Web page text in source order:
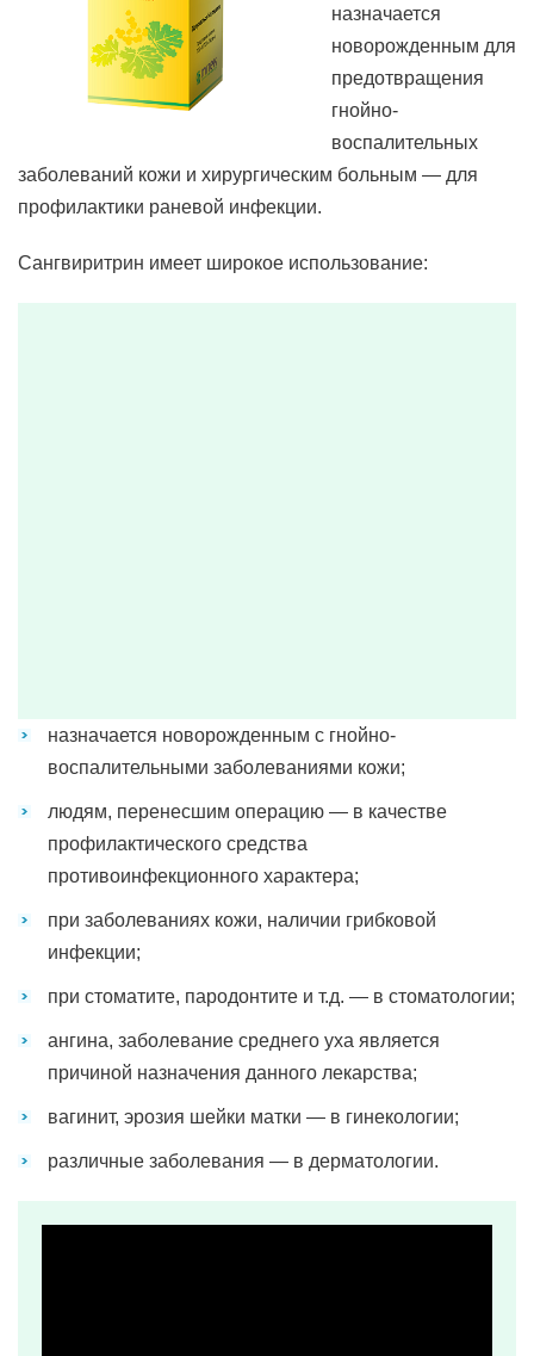
назначается
новорожденным для
предотвращения
гнойно-
воспалительных
заболеваний кожи и хирургическим больным — для
профилактики раневой инфекции.
Сангвиритрин имеет широкое использование:
назначается новорожденным с гнойно-
воспалительными заболеваниями кожи;
людям, перенесшим операцию — в качестве
профилактического средства
противоинфекционного характера;
при заболеваниях кожи, наличии грибковой
инфекции;
при стоматите, пародонтите и т.д. — в стоматологии;
ангина, заболевание среднего уха является
причиной назначения данного лекарства;
вагинит, эрозия шейки матки — в гинекологии;
различные заболевания — в дерматологии.